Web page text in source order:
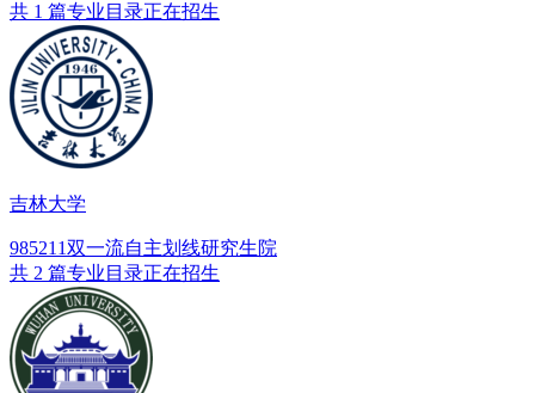
共 1 篇专业目录正在招生
吉林大学
985211双一流自主划线研究生院
共 2 篇专业目录正在招生